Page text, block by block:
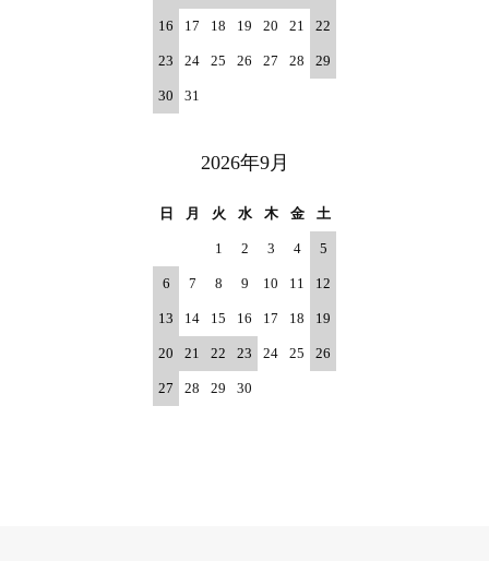
16 17 18 19 20 21 22
23 24 25 26 27 28 29
30 31
2026年9月
日 月 火 水 木 金 土
1 2 3 4 5
6 7 8 9 10 11 12
13 14 15 16 17 18 19
20 21 22 23 24 25 26
27 28 29 30